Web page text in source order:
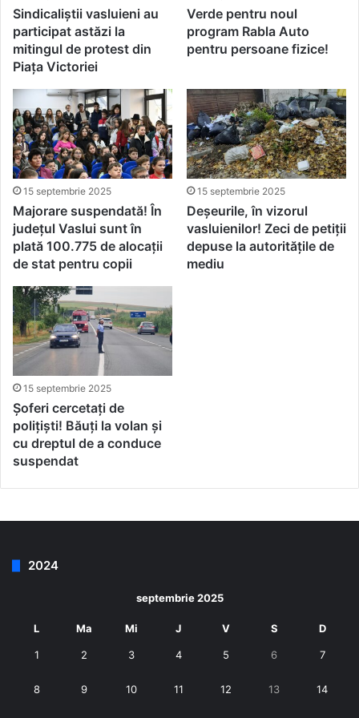
Sindicaliștii vasluieni au
participat astăzi la
mitingul de protest din
Piaţa Victoriei
Verde pentru noul
program Rabla Auto
pentru persoane fizice!
15 septembrie 2025
Majorare suspendată! În
județul Vaslui sunt în
plată 100.775 de alocații
de stat pentru copii
15 septembrie 2025
Deșeurile, în vizorul
vasluienilor! Zeci de petiții
depuse la autoritățile de
mediu
15 septembrie 2025
Șoferi cercetați de
polițiști! Băuți la volan și
cu dreptul de a conduce
suspendat
2024
septembrie 2025
L Ma Mi J V S D
1 2 3 4 5 6 7
8 9 10 11 12 13 14